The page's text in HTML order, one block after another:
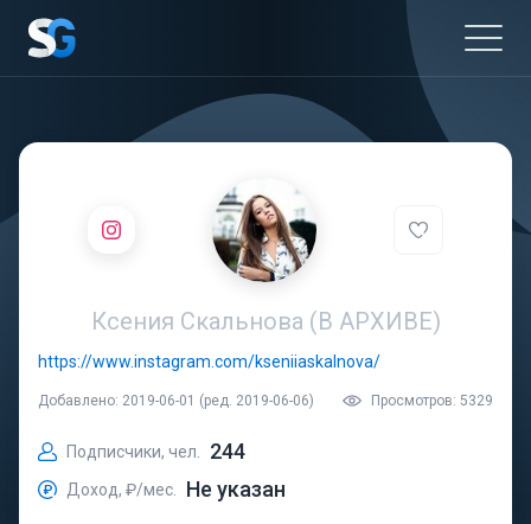
Ксения Скальнова (В АРХИВЕ)
https://www.instagram.com/kseniiaskalnova/
Добавлено: 2019-06-01 (ред. 2019-06-06) Просмотров: 5329
Подписчики, чел. 244
Доход, ₽/мес. Не указан